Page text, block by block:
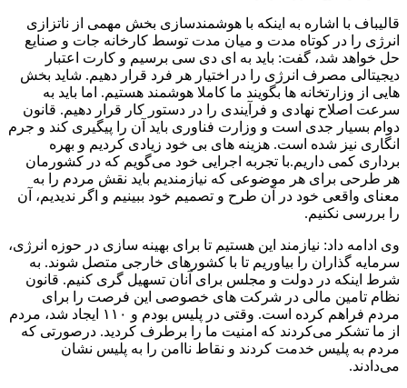
قالیباف با اشاره به اینکه با هوشمندسازی بخش مهمی از ناتزازی
انرژی را در کوتاه مدت و میان مدت توسط کارخانه جات و صنایع
حل خواهد شد، گفت: باید به ای دی سی برسیم و کارت اعتبار
دیجیتالی مصرف انرژی را در اختیار هر فرد قرار دهیم. شاید بخش
هایی از وزارتخانه ها بگویند ما کاملا هوشمند هستیم. اما باید به
سرعت اصلاح نهادی و فرآیندی را در دستور کار قرار دهیم. قانون
دوام بسیار جدی است و وزارت فناوری باید آن را پیگیری کند و جرم
انگاری نیز شده است. هزینه های بی خود زیادی کردیم و بهره
برداری کمی داریم.با تجربه اجرایی خود می‌گویم که در کشورمان
هر طرحی برای هر موضوعی که نیازمندیم باید نقش مردم را به
معنای واقعی خود در آن طرح و تصمیم خود ببینیم و اگر ندیدیم، آن
را بررسی نکنیم.
وی ادامه داد: نیازمند این هستیم تا برای بهینه سازی در حوزه انرژی،
سرمایه گذاران را بیاوریم تا با کشورهای خارجی متصل شوند. به
شرط اینکه در دولت و مجلس برای آنان تسهیل گری کنیم. قانون
نظام تامین مالی در شرکت های خصوصی این فرصت را برای
مردم فراهم کرده است. وقتی در پلیس بودم و ۱۱۰ ایجاد شد، مردم
از ما تشکر می‌کردند که امنیت ما را برطرف کردید. درصورتی که
مردم به پلیس خدمت کردند و نقاط ناامن را به پلیس نشان
می‌دادند.